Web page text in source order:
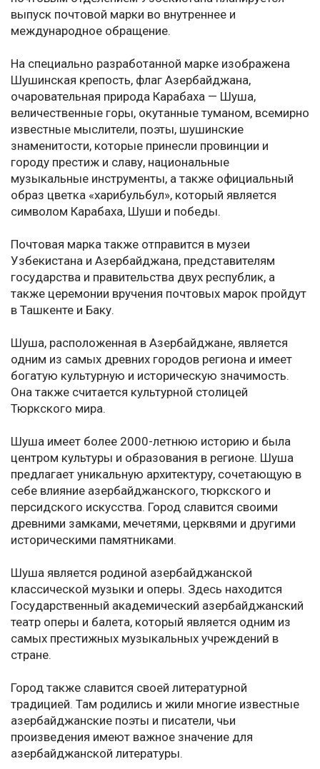
выпуск почтовой марки во внутреннее и
международное обращение.
На специально разработанной марке изображена
Шушинская крепость, флаг Азербайджана,
очаровательная природа Карабаха — Шуша,
величественные горы, окутанные туманом, всемирно
известные мыслители, поэты, шушинские
знаменитости, которые принесли провинции и
городу престиж и славу, национальные
музыкальные инструменты, а также официальный
образ цветка «харибульбул», который является
символом Карабаха, Шуши и победы.
Почтовая марка также отправится в музеи
Узбекистана и Азербайджана, представителям
государства и правительства двух республик, а
также церемонии вручения почтовых марок пройдут
в Ташкенте и Баку.
Шуша, расположенная в Азербайджане, является
одним из самых древних городов региона и имеет
богатую культурную и историческую значимость.
Она также считается культурной столицей
Тюркского мира.
Шуша имеет более 2000-летнюю историю и была
центром культуры и образования в регионе. Шуша
предлагает уникальную архитектуру, сочетающую в
себе влияние азербайджанского, тюркского и
персидского искусства. Город славится своими
древними замками, мечетями, церквями и другими
историческими памятниками.
Шуша является родиной азербайджанской
классической музыки и оперы. Здесь находится
Государственный академический азербайджанский
театр оперы и балета, который является одним из
самых престижных музыкальных учреждений в
стране.
Город также славится своей литературной
традицией. Там родились и жили многие известные
азербайджанские поэты и писатели, чьи
произведения имеют важное значение для
азербайджанской литературы.